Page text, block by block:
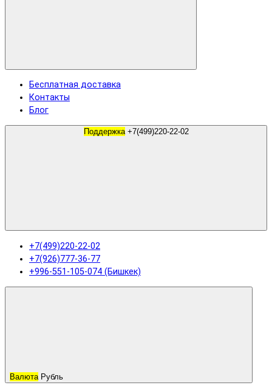
Бесплатная доставка
Контакты
Блог
Поддержка +7(499)220-22-02
+7(499)220-22-02
+7(926)777-36-77
+996-551-105-074 (Бишкек)
Валюта Рубль